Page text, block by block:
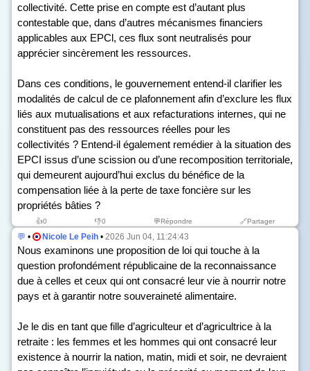
collectivité. Cette prise en compte est d’autant plus
contestable que, dans d’autres mécanismes financiers
applicables aux EPCl, ces flux sont neutralisés pour
apprécier sincèrement les ressources.
Dans ces conditions, le gouvernement entend-il clarifier les
modalités de calcul de ce plafonnement afin d’exclure les flux
liés aux mutualisations et aux refacturations internes, qui ne
constituent pas des ressources réelles pour les
collectivités ? Entend-il également remédier à la situation des
EPCI issus d’une scission ou d’une recomposition territoriale,
qui demeurent aujourd’hui exclus du bénéfice de la
compensation liée à la perte de taxe foncière sur les
propriétés bâties ?
👍0 👎0 💬Répondre 🔗Partager
💬 • Nicole Le Peih • 2026 Jun 04, 11:24:43
Nous examinons une proposition de loi qui touche à la
question profondément républicaine de la reconnaissance
due à celles et ceux qui ont consacré leur vie à nourrir notre
pays et à garantir notre souveraineté alimentaire.
Je le dis en tant que fille d’agriculteur et d’agricultrice à la
retraite : les femmes et les hommes qui ont consacré leur
existence à nourrir la nation, matin, midi et soir, ne devraient